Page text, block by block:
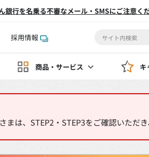
銀行を名乗る不審なメール・SMSにご注意く
採用情報
商品・サービス キ
は、STEP2・STEP3をご確認いただ